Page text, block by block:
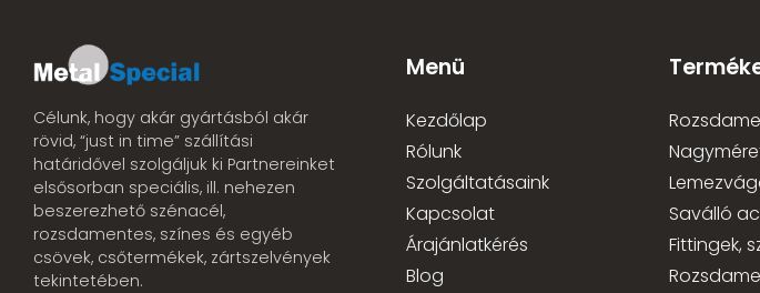
Célunk, hogy akár gyártásból akár
rövid, “just in time” szállítási
határidővel szolgáljuk ki Partnereinket
elsősorban speciális, ill. nehezen
beszerezhető szénacél,
rozsdamentes, színes és egyéb
csövek, csőtermékek, zártszelvények
tekintetében.
Menü
Kezdőlap
Rólunk
Szolgáltatásaink
Kapcsolat
Árajánlatkérés
Blog
Saválló
Fittingek,